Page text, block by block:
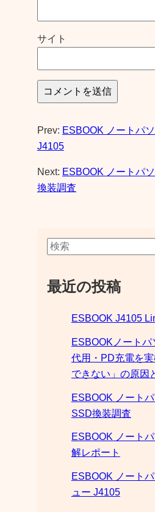
サイト
Prev: ESBOOK ノートパ
J4105
Next: ESBOOK ノートパ
換装調査
最近の投稿
ESBOOK J4105
ESBOOKノート
代用・PD充電を
できない」の原因
ESBOOK ノート
SSD換装調査
ESBOOK ノート
解レポート
ESBOOK ノート
ュー J4105